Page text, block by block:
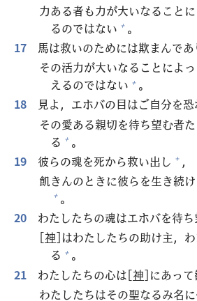
力ある者も力が大いなること
るのではない + 。
17
馬は救いのためには欺まんであ
その活力が大いなることによ
えるのではない + 。
18
見よ，エホバの目はご自分を恐
その愛ある親切を待ち望む者
る + 。
19
彼らの魂を死から救い出し + ，
飢きんのときに彼らを生き続
+ 。
20
わたしたちの魂はエホバを待ち
[神]はわたしたちの助け主，
る + 。
21
わたしたちの心は[神]にあって
わたしたちはその聖なるみ名に